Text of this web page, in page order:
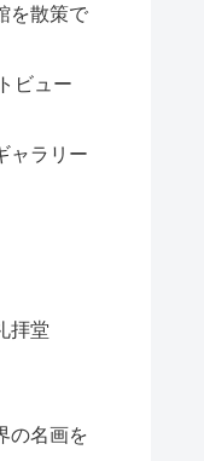
を散策で
ビュー
ャラリー
拝堂
の名画を